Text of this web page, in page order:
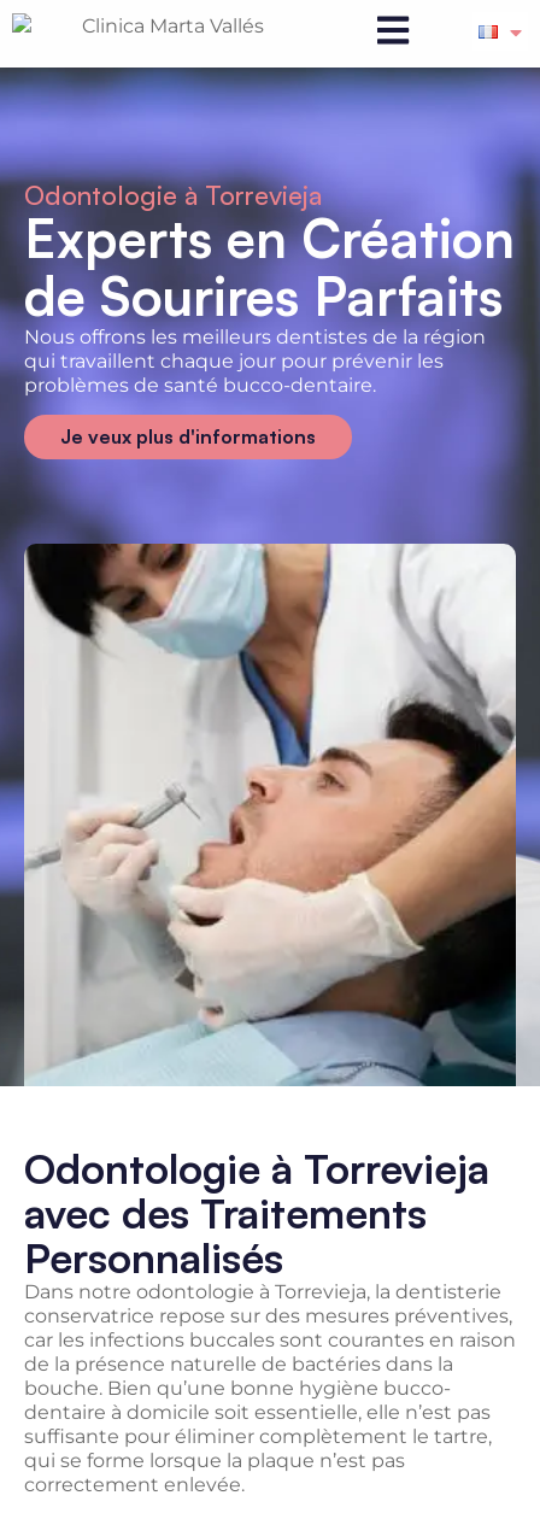
Odontologie à Torrevieja
Experts en Création
de Sourires Parfaits
Nous offrons les meilleurs dentistes de la région
qui travaillent chaque jour pour prévenir les
problèmes de santé bucco-dentaire.
Je veux plus d'informations
Odontologie à Torrevieja
avec des Traitements
Personnalisés
Dans notre odontologie à Torrevieja, la dentisterie
conservatrice repose sur des mesures préventives,
car les infections buccales sont courantes en raison
de la présence naturelle de bactéries dans la
bouche. Bien qu’une bonne hygiène bucco-
dentaire à domicile soit essentielle, elle n’est pas
suffisante pour éliminer complètement le tartre,
qui se forme lorsque la plaque n’est pas
correctement enlevée.